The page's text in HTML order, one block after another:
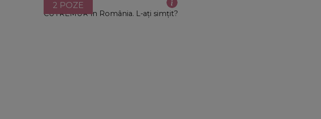
CUTREMUR în România. L-ați simțit?
2 POZE